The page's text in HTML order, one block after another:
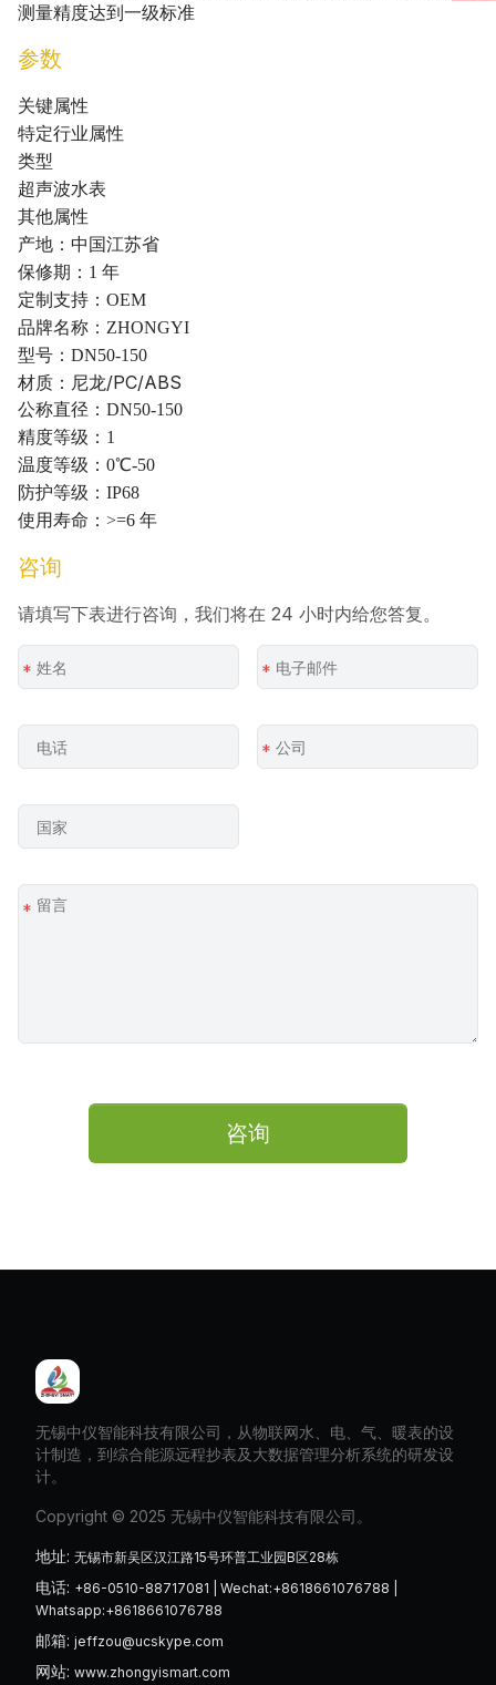
测量精度达到一级标准
参数
关键属性
特定行业属性
类型
超声波水表
其他属性
产地：中国江苏省
保修期：1 年
定制支持：OEM
品牌名称：ZHONGYI
型号：DN50-150
材质：尼龙/PC/ABS
公称直径：DN50-150
精度等级：1
温度等级：0℃-50
防护等级：IP68
使用寿命：>=6 年
咨询
请填写下表进行咨询，我们将在 24 小时内给您答复。
* *
*
*
咨询
无锡中仪智能科技有限公司，从物联网水、电、气、暖表的设
计制造，到综合能源远程抄表及大数据管理分析系统的研发设
计。
Copyright © 2025 无锡中仪智能科技有限公司。
地址: 无锡市新吴区汉江路15号环普工业园B区28栋
电话: +86-0510-88717081 | Wechat:+8618661076788 |
Whatsapp:+8618661076788
邮箱: jeffzou@ucskype.com
网站: www.zhongyismart.com